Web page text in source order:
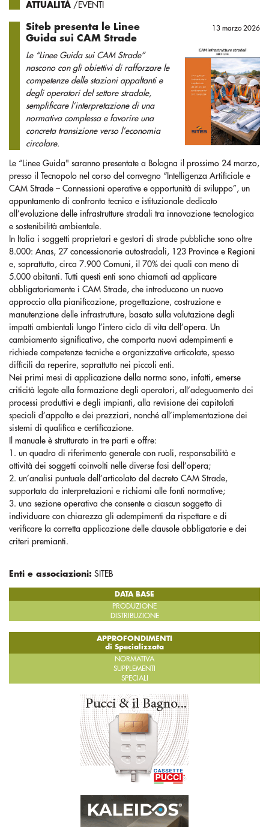
ATTUALITÀ /EVENTI
Siteb presenta le Linee
Guida sui CAM Strade
Le “Linee Guida sui CAM Strade”
nascono con gli obiettivi di rafforzare le
competenze delle stazioni appaltanti e
degli operatori del settore stradale,
semplificare l’interpretazione di una
normativa complessa e favorire una
concreta transizione verso l’economia
circolare.
13 marzo 2026
Le “Linee Guida" saranno presentate a Bologna il prossimo 24 marzo,
presso il Tecnopolo nel corso del convegno “Intelligenza Artificiale e
CAM Strade – Connessioni operative e opportunità di sviluppo”, un
appuntamento di confronto tecnico e istituzionale dedicato
all’evoluzione delle infrastrutture stradali tra innovazione tecnologica
e sostenibilità ambientale.
In Italia i soggetti proprietari e gestori di strade pubbliche sono oltre
8.000: Anas, 27 concessionarie autostradali, 123 Province e Regioni
e, soprattutto, circa 7.900 Comuni, il 70% dei quali con meno di
5.000 abitanti. Tutti questi enti sono chiamati ad applicare
obbligatoriamente i CAM Strade, che introducono un nuovo
approccio alla pianificazione, progettazione, costruzione e
manutenzione delle infrastrutture, basato sulla valutazione degli
impatti ambientali lungo l’intero ciclo di vita dell’opera. Un
cambiamento significativo, che comporta nuovi adempimenti e
richiede competenze tecniche e organizzative articolate, spesso
difficili da reperire, soprattutto nei piccoli enti.
Nei primi mesi di applicazione della norma sono, infatti, emerse
criticità legate alla formazione degli operatori, all’adeguamento dei
processi produttivi e degli impianti, alla revisione dei capitolati
speciali d’appalto e dei prezziari, nonché all’implementazione dei
sistemi di qualifica e certificazione.
Il manuale è strutturato in tre parti e offre:
1. un quadro di riferimento generale con ruoli, responsabilità e
attività dei soggetti coinvolti nelle diverse fasi dell’opera;
2. un’analisi puntuale dell’articolato del decreto CAM Strade,
supportata da interpretazioni e richiami alle fonti normative;
3. una sezione operativa che consente a ciascun soggetto di
individuare con chiarezza gli adempimenti da rispettare e di
verificare la corretta applicazione delle clausole obbligatorie e dei
criteri premianti.
Enti e associazioni: SITEB
DATA BASE
PRODUZIONE
DISTRIBUZIONE
APPROFONDIMENTI
di Specializzata
NORMATIVA
SUPPLEMENTI
SPECIALI